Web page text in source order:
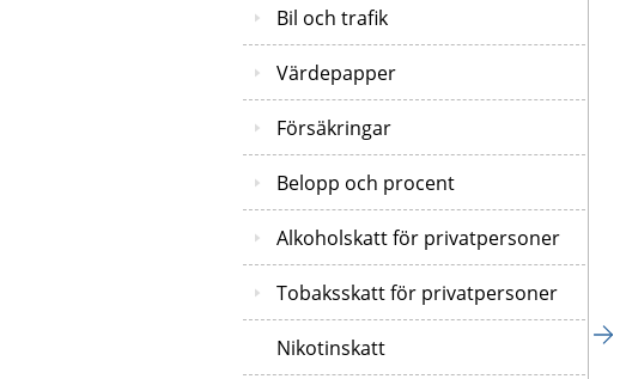
Bil och trafik
Värdepapper
Försäkringar
Belopp och procent
Alkoholskatt för privatpersoner
Tobaksskatt för privatpersoner
Nikotinskatt